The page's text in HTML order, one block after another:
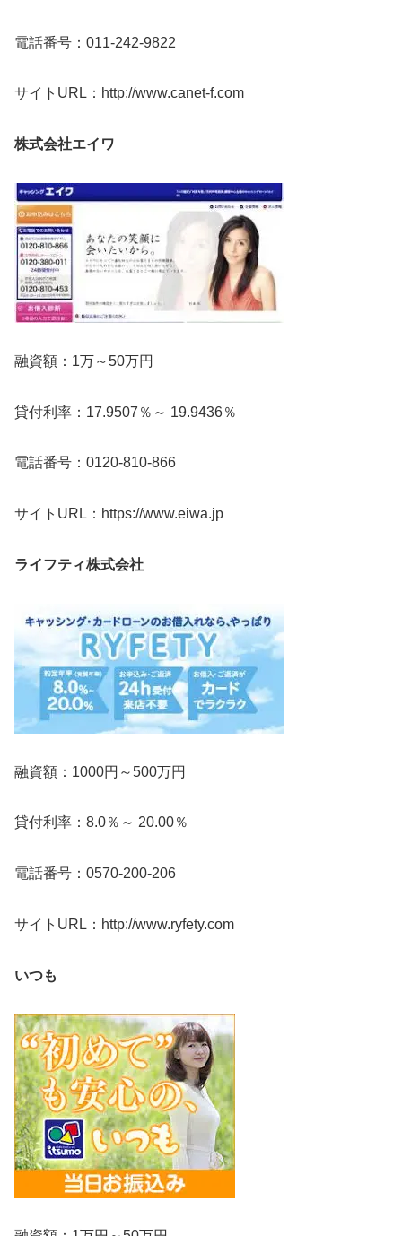
電話番号：011-242-9822
サイトURL：http://www.canet-f.com
株式会社エイワ
融資額：1万～50万円
貸付利率：17.9507％～ 19.9436％
電話番号：0120-810-866
サイトURL：https://www.eiwa.jp
ライフティ株式会社
融資額：1000円～500万円
貸付利率：8.0％～ 20.00％
電話番号：0570-200-206
サイトURL：http://www.ryfety.com
いつも